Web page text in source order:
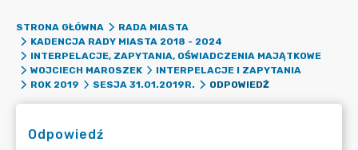
STRONA GŁÓWNA
RADA MIASTA
KADENCJA RADY MIASTA 2018 - 2024
INTERPELACJE, ZAPYTANIA, OŚWIADCZENIA MAJĄTKOWE
WOJCIECH MAROSZEK
INTERPELACJE I ZAPYTANIA
ROK 2019
SESJA 31.01.2019R. ODPOWIEDŹ
Odpowiedź